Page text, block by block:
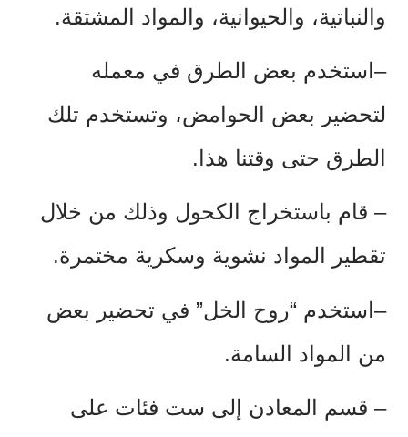
والنباتية، والحيوانية، والمواد المشتقة.
–استخدم بعض الطرق في معمله
لتحضير بعض الحوامض، وتستخدم تلك
الطرق حتى وقتنا هذا.
– قام باستخراج الكحول وذلك من خلال
تقطير المواد نشوية وسكرية مختمرة.
–استخدم “روح الخل” في تحضير بعض
من المواد السامة.
– قسم المعادن إلى ست فئات على